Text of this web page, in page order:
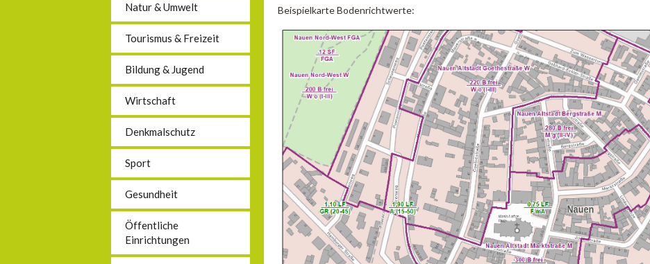
Natur & Umwelt
Tourismus & Freizeit
Bildung & Jugend
Wirtschaft
Denkmalschutz
Sport
Gesundheit
Öffentliche
Einrichtungen
Beispielkarte Bodenrichtwerte: